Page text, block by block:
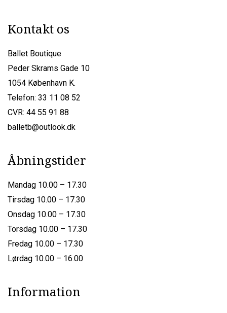
Kontakt os
Ballet Boutique
Peder Skrams Gade 10
1054 København K.
Telefon: 33 11 08 52
CVR: 44 55 91 88
balletb@outlook.dk
Åbningstider
Mandag 10.00 – 17.30
Tirsdag 10.00 – 17.30
Onsdag 10.00 – 17.30
Torsdag 10.00 – 17.30
Fredag 10.00 – 17.30
Lørdag 10.00 – 16.00
Information